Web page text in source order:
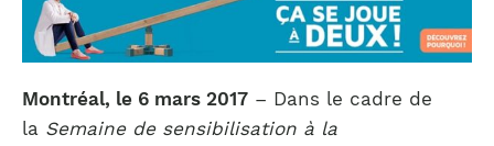
Montréal, le 6 mars 2017 – Dans le cadre de
la Semaine de sensibilisation à la